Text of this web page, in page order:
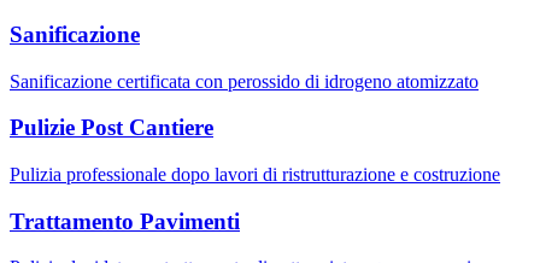
Sanificazione
Sanificazione certificata con perossido di idrogeno atomizzato
Pulizie Post Cantiere
Pulizia professionale dopo lavori di ristrutturazione e costruzione
Trattamento Pavimenti